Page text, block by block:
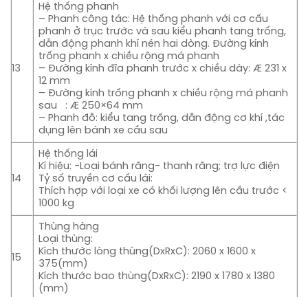
13
Hệ thống phanh
– Phanh công tác: Hệ thống phanh với cơ cấu
phanh ở trục trước và sau kiểu phanh tang trống,
dẫn động phanh khí nén hai dòng. Đường kính
trống phanh x chiều rộng má phanh
– Đường kính đĩa phanh trước x chiều dày: Æ 231 x
12 mm
– Đường kính trống phanh x chiều rộng má phanh
sau : Æ 250×64 mm
– Phanh đỗ: kiểu tang trống, dẫn động cơ khí ,tác
dụng lên bánh xe cầu sau
14
Hệ thống lái
Kí hiệu: -Loại bánh răng- thanh răng; trợ lực điện
Tỷ số truyền cơ cấu lái:
Thích hợp với loại xe có khối lượng lên cầu trước <
1000 kg
15
Thùng hàng
Loại thùng:
Kích thước lòng thùng(DxRxC): 2060 x 1600 x
375(mm)
Kích thước bao thùng(DxRxC): 2190 x 1780 x 1380
(mm)